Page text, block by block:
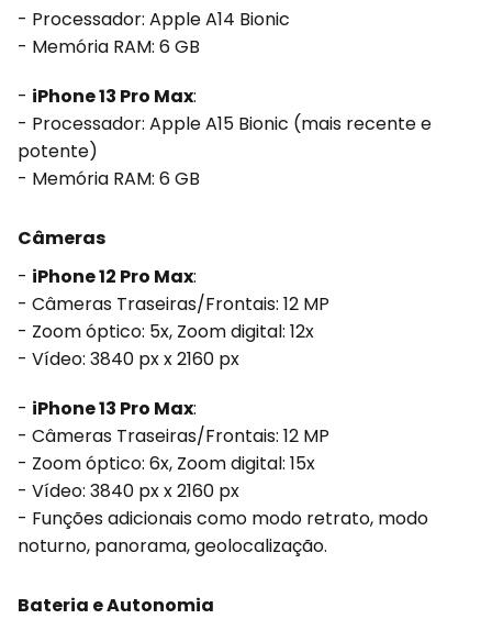
- Processador: Apple A14 Bionic
- Memória RAM: 6 GB
- iPhone 13 Pro Max:
- Processador: Apple A15 Bionic (mais recente e
potente)
- Memória RAM: 6 GB
Câmeras
- iPhone 12 Pro Max:
- Câmeras Traseiras/Frontais: 12 MP
- Zoom óptico: 5x, Zoom digital: 12x
- Vídeo: 3840 px x 2160 px
- iPhone 13 Pro Max:
- Câmeras Traseiras/Frontais: 12 MP
- Zoom óptico: 6x, Zoom digital: 15x
- Vídeo: 3840 px x 2160 px
- Funções adicionais como modo retrato, modo
noturno, panorama, geolocalização.
Bateria e Autonomia